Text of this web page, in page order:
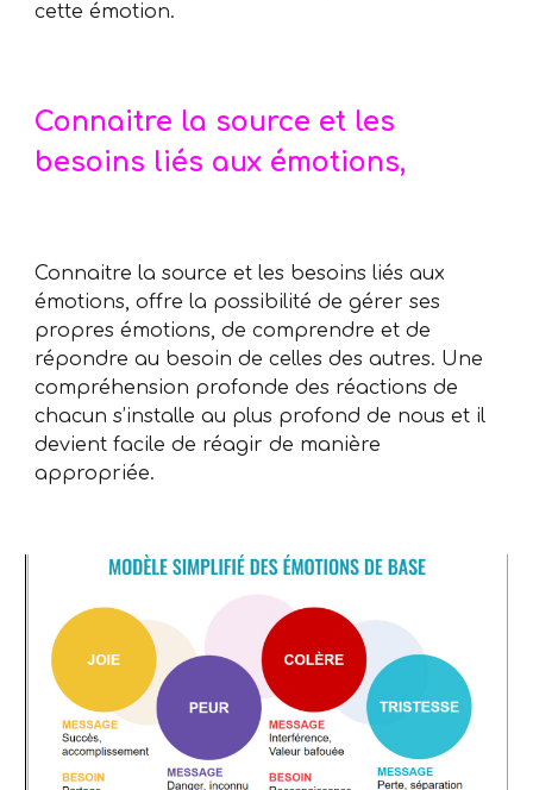
cette émotion.
Connaitre la source et les
besoins liés aux émotions,
Connaitre la source et les besoins liés aux
émotions, offre la possibilité de gérer ses
propres émotions, de comprendre et de
répondre au besoin de celles des autres. Une
compréhension profonde des réactions de
chacun s’installe au plus profond de nous et il
devient facile de réagir de manière
appropriée.